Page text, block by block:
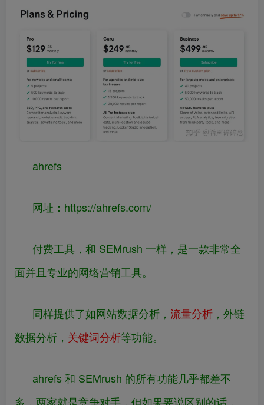
ahrefs
网址： https://ahrefs.com/
付费工具，和 SEMrush 一样，是一款非常全
面并且专业的网络营销工具。
同样提供了如网站数据分析， 流量分析 ，外链
数据分析， 关键词分析等功能。
ahrefs 和 SEMrush 的所有功能几乎都差不
多，两家就是竞争对手，但如果要说区别的话，